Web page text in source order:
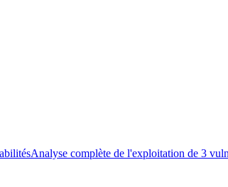
Analyse complète de l'exploitation de 3